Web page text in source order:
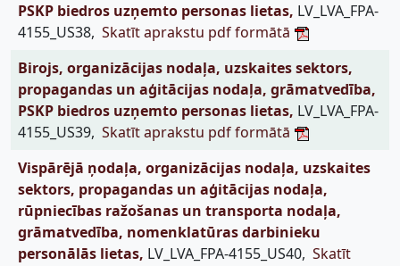
PSKP biedros uzņemto personas lietas, LV_LVA_FPA-
4155_US38, Skatīt aprakstu pdf formātā
Birojs, organizācijas nodaļa, uzskaites sektors,
propagandas un aģitācijas nodaļa, grāmatvedība,
PSKP biedros uzņemto personas lietas, LV_LVA_FPA-
4155_US39, Skatīt aprakstu pdf formātā
Vispārējā ņodaļa, organizācijas nodaļa, uzskaites
sektors, propagandas un aģitācijas nodaļa,
rūpniecības ražošanas un transporta nodaļa,
grāmatvedība, nomenklatūras darbinieku
personālās lietas, LV_LVA_FPA-4155_US40, Skatīt